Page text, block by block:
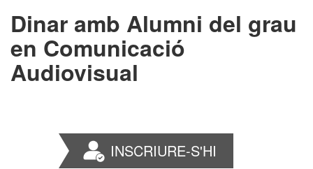
Dinar amb Alumni del grau
en Comunicació
Audiovisual
INSCRIURE-S'HI